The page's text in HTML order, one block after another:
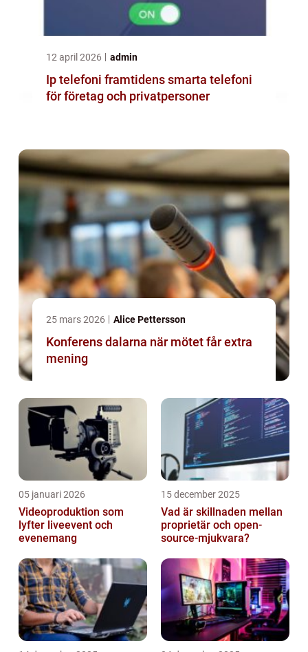
12 april 2026 admin
Ip telefoni framtidens smarta telefoni
för företag och privatpersoner
25 mars 2026 Alice Pettersson
Konferens dalarna när mötet får extra
mening
05 januari 2026
Videoproduktion som
lyfter liveevent och
evenemang
15 december 2025
Vad är skillnaden mellan
proprietär och open-
source-mjukvara?